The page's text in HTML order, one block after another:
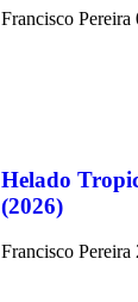
Francisco Pereira
Helado
(2026)
Francisco Pereira